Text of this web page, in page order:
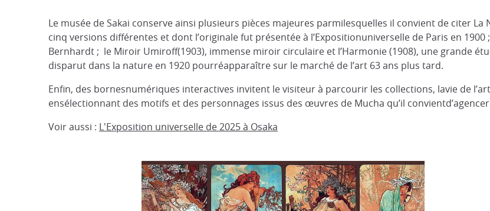
Le musée de Sakai conserve ainsi plusieurs pièces majeures parmilesquelles il convient de citer
cinq versions différentes et dont l’originale fut présentée à l’Expositionuniverselle de Paris en
Bernhardt ; le Miroir Umiroff(1903), immense miroir circulaire et l’Harmonie (1908), une grande
disparut dans la nature en 1920 pourréapparaître sur le marché de l’art 63 ans plus tard.
Enfin, des bornesnumériques interactives invitent le visiteur à parcourir les collections, lavie de
ensélectionnant des motifs et des personnages issus des œuvres de Mucha qu’il
Voir aussi : L'Exposition universelle de 2025 à Osaka